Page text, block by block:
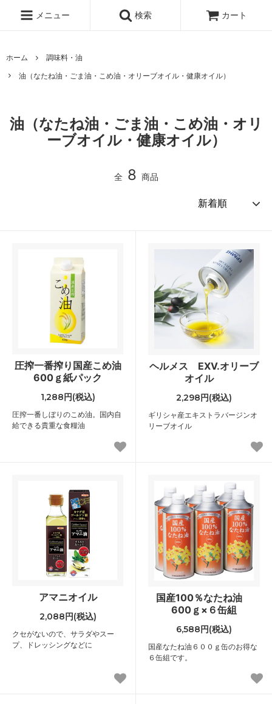
メニュー 検索 カート
ホーム
調味料・油
油（なたね油・ごま油・こめ油・オリーブオイル・健康オイル）
油（なたね油・ごま油・こめ油・オリ
ーブオイル・健康オイル）
全 8 商品
圧搾一番搾り国産こめ油
600ｇ紙パック
1,288円(税込)
圧搾一番しぼりのこめ油。国内自
給できる貴重な食糧油
ヘルメス EXV.オリーブ
オイル
2,298円(税込)
ギリシャ産エキストラバージンオ
リーブオイル
アマニオイル
2,088円(税込)
クセがないので、サラダやスー
プ、ドレッシングなどに
国産100％なたね油
600ｇ×６缶組
6,588円(税込)
国産なたね油６００ｇ缶のお得な
６缶組です。